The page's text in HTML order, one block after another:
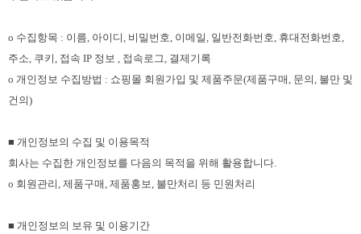
ο 수집항목 : 이름, 아이디, 비밀번호, 이메일, 일반전화번호, 휴대전화번호,
주소, 쿠키, 접속 IP 정보 , 접속로그, 결제기록
ο 개인정보 수집방법 : 쇼핑몰 회원가입 및 제품주문(제품구매, 문의, 불만 및
건의)
■ 개인정보의 수집 및 이용목적
회사는 수집한 개인정보를 다음의 목적을 위해 활용합니다.
ο 회원관리, 제품구매, 제품홍보, 불만처리 등 민원처리
■ 개인정보의 보유 및 이용기간